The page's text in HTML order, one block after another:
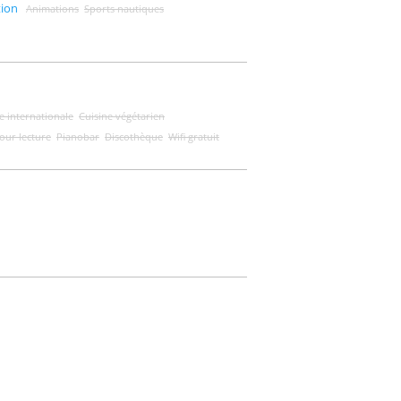
Animations Sports nautiques
internationale Cuisine végétarien
lecture Pianobar Discothèque Wifi gratuit